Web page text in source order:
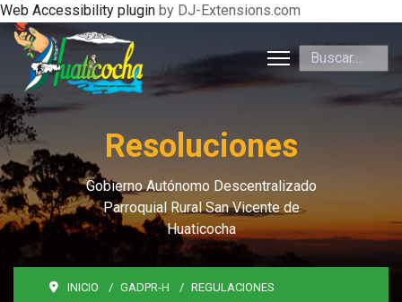
Web Accessibility plugin by DJ-Extensions.com
Buscar
Resoluciones
Gobierno Autónomo Descentralizado
Parroquial Rural San Vicente de
Huaticocha
INICIO GADPR-H
REGULACIONES